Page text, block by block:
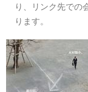
り、リンク先での
ります。